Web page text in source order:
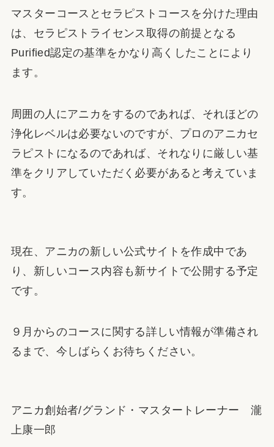
マスターコースとセラピストコースを分けた理由
は、セラピストライセンス取得の前提となる
Purified認定の基準をかなり高くしたことにより
ます。
周囲の人にアニカをするのであれば、それほどの
浄化レベルは必要ないのですが、プロのアニカセ
ラピストになるのであれば、それなりに厳しい基
準をクリアしていただく必要があると考えていま
す。
現在、アニカの新しい公式サイトを作成中であ
り、新しいコース内容も新サイトで公開する予定
です。
９月からのコースに関する詳しい情報が準備され
るまで、今しばらくお待ちください。
アニカ創始者/グランド・マスタートレーナー 瀧
上康一郎